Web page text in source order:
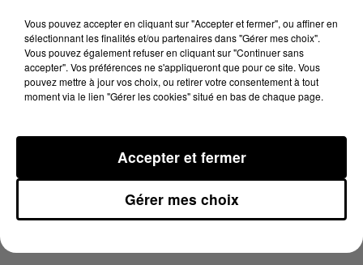
1er avril 2025 - 2 min 22 sec
LES INFOS DU GERS DU 01/04/2025 À 14H00
Vous pouvez accepter en cliquant sur "Accepter et fermer", ou affiner en
sélectionnant les finalités et/ou partenaires dans "Gérer mes choix".
Vous pouvez également refuser en cliquant sur "Continuer sans
accepter". Vos préférences ne s'appliqueront que pour ce site. Vous
pouvez mettre à jour vos choix, ou retirer votre consentement à tout
moment via le lien "Gérer les cookies" situé en bas de chaque page.
Gérer mes choix
Accepter et fermer